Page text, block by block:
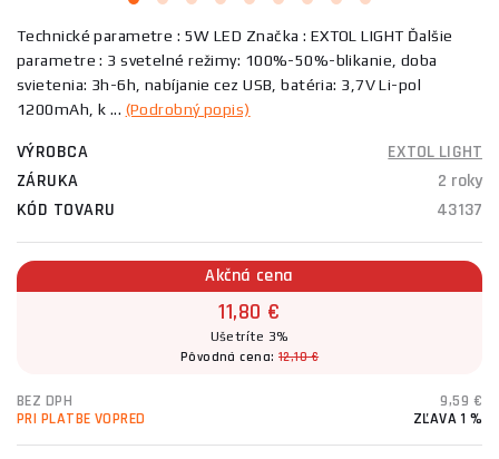
Technické parametre : 5W LED Značka : EXTOL LIGHT Ďalšie
parametre : 3 svetelné režimy: 100%-50%-blikanie, doba
svietenia: 3h-6h, nabíjanie cez USB, batéria: 3,7V Li-pol
1200mAh, k ... (Podrobný popis)
VÝROBCA
EXTOL LIGHT
ZÁRUKA
2 roky
KÓD TOVARU
43137
Akčná cena
11,80 €
Ušetríte 3%
Pôvodná cena:12,10 €
BEZ DPH
9,59 €
PRI PLATBE VOPRED
ZĽAVA 1 %